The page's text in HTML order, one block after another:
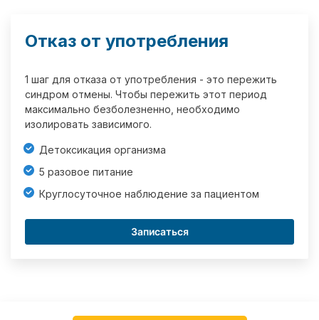
Отказ от употребления
1 шаг для отказа от употребления - это пережить
синдром отмены. Чтобы пережить этот период
максимально безболезненно, необходимо
изолировать зависимого.
Детоксикация организма
5 разовое питание
Круглосуточное наблюдение за пациентом
Записаться